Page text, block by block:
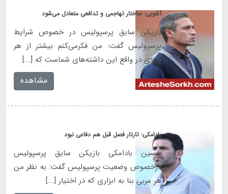
آشوبی: ساختار تهاجمی و تدافعی متعادل می‌شود
بازیکن سابق پرسپولیس در خصوص شرایط
پرسپولیس گفت: من فکرمی‌کنم بیشتر از هر
چیزی در واقع این داشته‌های شماست که [...]
مشاهده
بادامکی: تارتار فصل قبل هم دفاعی نبود
حسین بادامکی بازیکن سابق پرسپولیس
درخصوص وضعیت پرسپولیس گفت: به نظر من
هر مربی بنا به ابزاری که در اختیار [...]